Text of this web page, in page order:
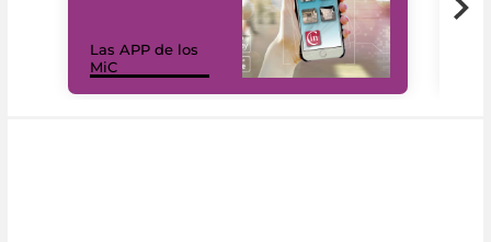
Las APP de los
MiC